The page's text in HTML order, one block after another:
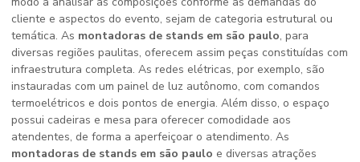
cliente e aspectos do evento, sejam de categoria estrutural ou
temática. As montadoras de stands em são paulo, para
diversas regiões paulitas, oferecem assim peças constituídas com
infraestrutura completa. As redes elétricas, por exemplo, são
instauradas com um painel de luz autônomo, com comandos
termoelétricos e dois pontos de energia. Além disso, o espaço
possui cadeiras e mesa para oferecer comodidade aos
atendentes, de forma a aperfeiçoar o atendimento. As
montadoras de stands em são paulo e diversas atrações